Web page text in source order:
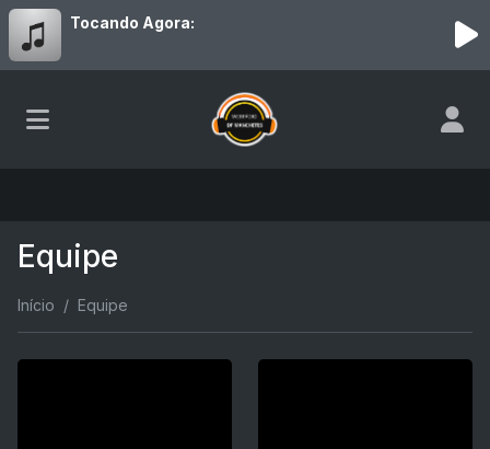
Tocando Agora:
Equipe
Início Equipe